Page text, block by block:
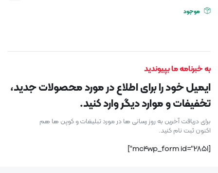
موجود
به خبرنامه ما بپیوندید
ایمیل خود را برای اطلاع در مورد محصولات جدید،
تخفیفات و موارد دیگر وارد کنید.
برای دریافت آخرین به روز رسانی ها در مورد تبلیغات و کوپن ها هم
اکنون ثبت نام کنید.
[mc4wp_form id="2851"]